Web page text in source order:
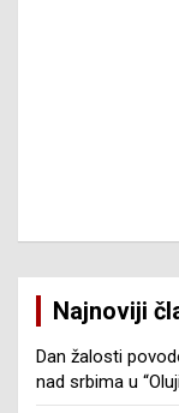
Najnoviji
Dan žalosti
nad srbima u